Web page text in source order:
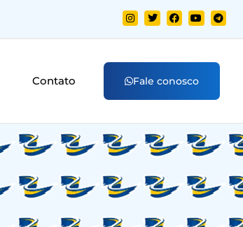
Contato Fale conosco